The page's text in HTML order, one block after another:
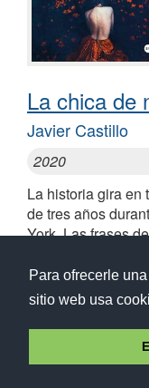
Para ofrecerle
sitio web usa
La chica de
Javier Castillo
2020
La historia gira en
de tres años
York. Las frases
importancia de
esperanza y la